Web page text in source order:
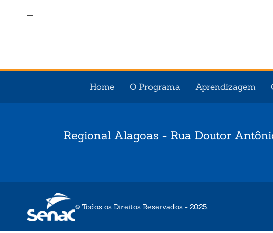
Home O Programa Aprendizagem
Regional Alagoas - Rua Doutor
© Todos os Direitos Reservados - 2025.